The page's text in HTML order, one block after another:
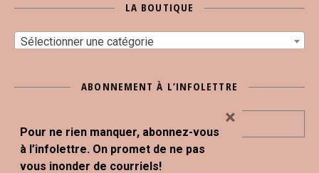
LA BOUTIQUE
Sélectionner une catégorie
ABONNEMENT À L’INFOLETTRE
Pour ne rien manquer, abonnez-vous
à l’infolettre. On promet de ne pas
vous inonder de courriels!
×